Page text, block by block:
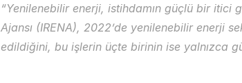
“Yenilenebilir enerji, istihdamın güçlü bir itici
Ajansı (IRENA), 2022’de yenilenebilir enerji
edildiğini, bu işlerin üçte birinin ise yalnızca